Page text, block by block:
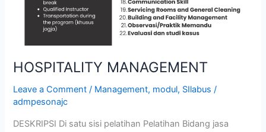
HOSPITALITY MANAGEMENT
Leave a Comment / Management, modul, SIlabus /
admpesonajc
DESKRIPSI Di satu sisi pelatihan Pelatihan Bidang jasa